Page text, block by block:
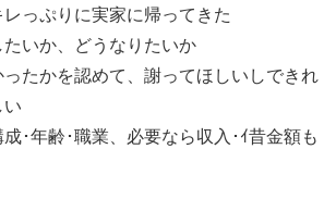
っぷりに実家に帰ってきた
いか、どうなりたいか
たかを認めて、謝ってほしいしできれ
い
･年齢･職業、必要なら収入･ｲ昔金額も